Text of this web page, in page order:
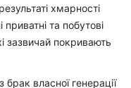
хмарності
та побутові
зазвичай покривають
брак власної генерації